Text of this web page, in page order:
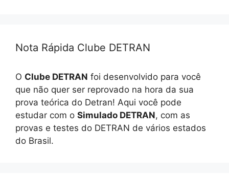
Nota Rápida Clube DETRAN
O Clube DETRAN foi desenvolvido para você
que não quer ser reprovado na hora da sua
prova teórica do Detran! Aqui você pode
estudar com o Simulado DETRAN, com as
provas e testes do DETRAN de vários estados
do Brasil.